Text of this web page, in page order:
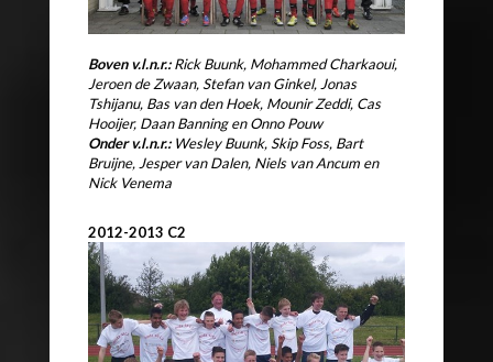
Boven v.l.n.r.:Rick Buunk, Mohammed Charkaoui,
Jeroen de Zwaan, Stefan van Ginkel,Jonas
Tshijanu, Bas van den Hoek, Mounir Zeddi, Cas
Hooijer, Daan Banning en Onno Pouw
Onder v.l.n.r.: Wesley Buunk, Skip Foss, Bart
Bruijne,Jesper van Dalen, Niels van Ancum en
Nick Venema
2012-2013 C2